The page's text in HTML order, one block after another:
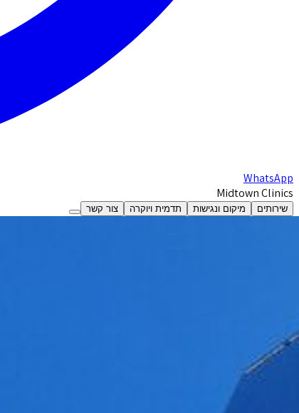
WhatsApp
Midtown Clinics
שירותים מיקום ונגישות תדמית ויוקרה צור קשר